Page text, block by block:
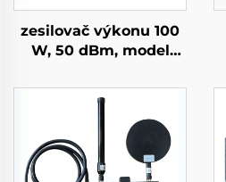
zesilovač výkonu 100
W, 50 dBm, model
dronům, modul pro
potlačování dronů,
pásmo 5,2/5,8 GHz,
dostatečné stínění RF,
5,2/5,8 GHz, 100 W, 50